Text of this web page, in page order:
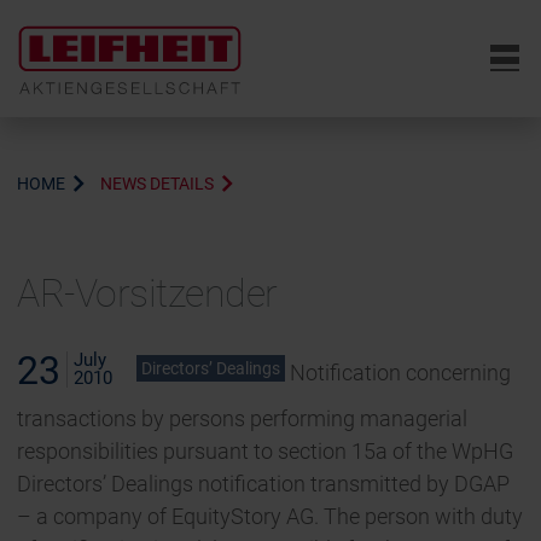
6
HOME NEWS DETAILS
AR-Vorsitzender
23
July
2010
Directors’ Dealings
Notification concerning
transactions by persons performing managerial
responsibilities pursuant to section 15a of the WpHG
Directors’ Dealings notification transmitted by DGAP
– a company of EquityStory AG. The person with duty